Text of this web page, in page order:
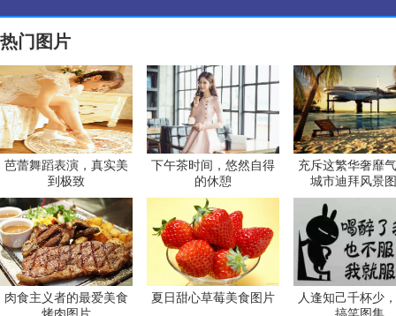
热门图片
芭蕾舞蹈表演，真实美
到极致
下午茶时间，悠然自得
的休憩
充斥这繁华奢靡
城市迪拜风景
肉食主义者的最爱美食
夏日甜心草莓美食图片
人逢知己千杯少